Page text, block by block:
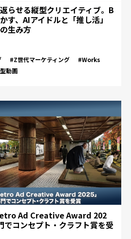
らせる縦型クリエイティブ。B
す、AIアイドルと「推し活」
生み方
#Z世代マーケティング
#Works
動画
Ad Creative Award 202
でコンセプト・クラフト賞を受